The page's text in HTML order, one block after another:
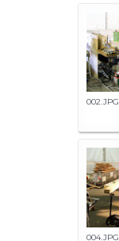
002.JPG
004.JPG